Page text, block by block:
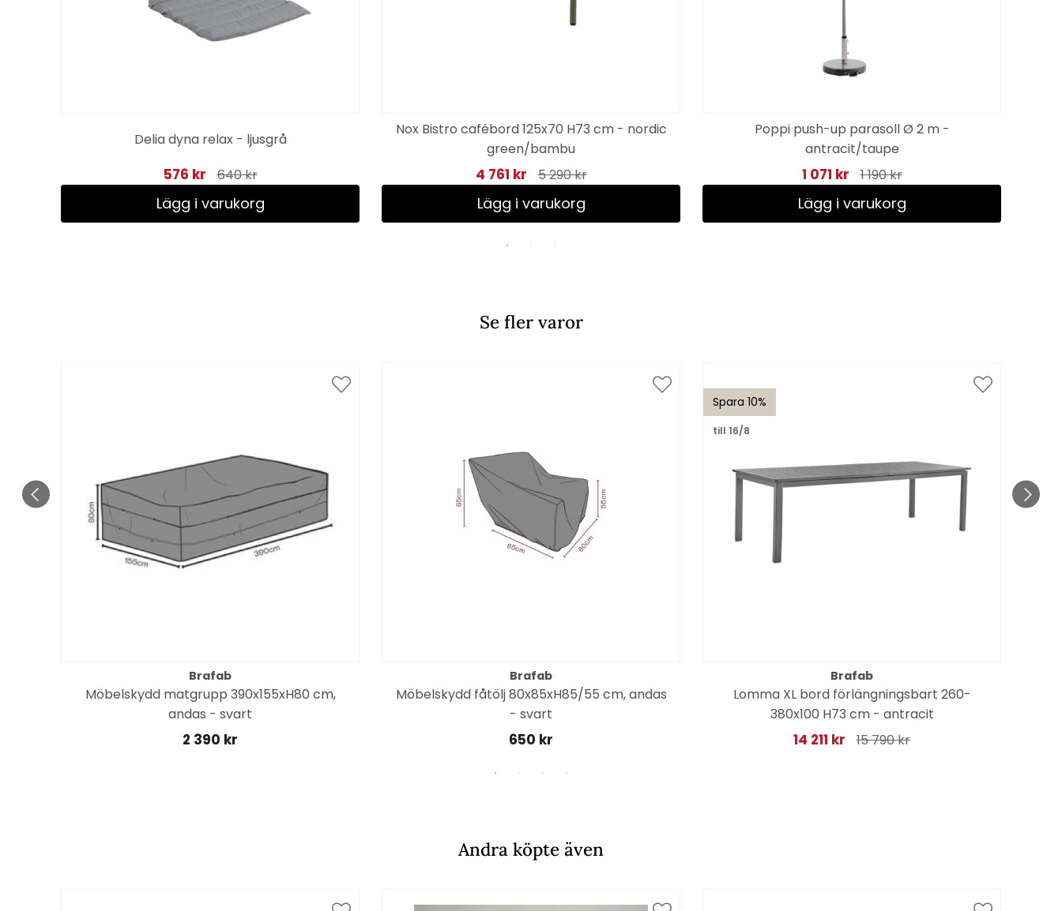
Delia dyna relax - ljusgrå
576 kr 640 kr
Lägg i varukorg
Nox Bistro cafébord 125x70 H73 cm - nordic
green/bambu
4 761 kr 5 290 kr
Lägg i varukorg
Poppi push-up parasoll Ø 2 m -
antracit/taupe
1 071 kr 1 190 kr
Lägg i varukorg
Se fler varor
Brafab
Möbelskydd matgrupp 390x155xH80 cm,
andas - svart
2 390 kr
Brafab
Möbelskydd fåtölj 80x85xH85/55 cm, andas
- svart
650 kr
Spara 10%
till 16/8
Brafab
Lomma XL bord förlängningsbart 260-
380x100 H73 cm - antracit
14 211 kr 15 790 kr
Andra köpte även